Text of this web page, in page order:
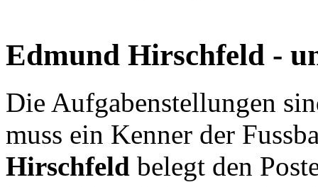
Edmund Hirschfeld -
Die Aufgabenstellungen
muss ein Kenner der
Hirschfeld belegt den